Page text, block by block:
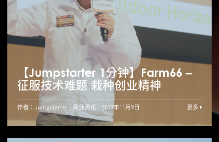
【Jumpstarter 1分钟】Farm66 –
征服技术难题 栽种创业精神
作者：Jumpstarter 商业资讯 2017年11月9日 更多